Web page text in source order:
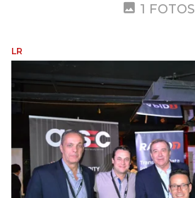
1 FOTOS
LR